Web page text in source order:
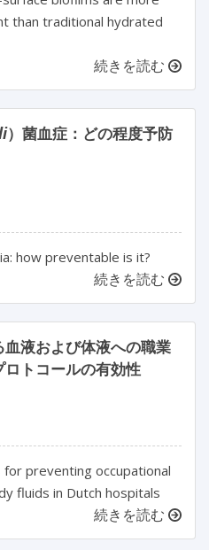
than traditional hydrated
続きを読む
）菌血症：どの程度予防
how preventable is it?
続きを読む
液および体液への職業
トコールの有効性
preventing occupational
fluids in Dutch hospitals
続きを読む